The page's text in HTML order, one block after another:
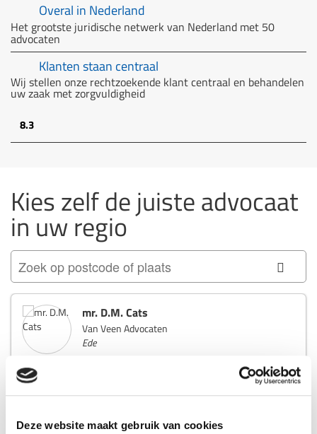
Deze website maakt gebruik van cookies
Overal in Nederland
Het grootste juridische netwerk van Nederland met 50
advocaten
Klanten staan centraal
Wij stellen onze rechtzoekende klant centraal en behandelen
uw zaak met zorgvuldigheid
8.3
Kies zelf de juiste advocaat
in uw regio
mr. R. Arnoldus
FORUM Advocaten & Rechtsanwalt